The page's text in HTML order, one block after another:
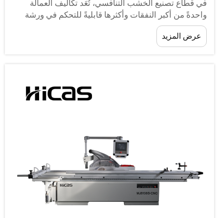
قطاع تصنيع الخشب التنافسي، تُعَد تكاليف العمالة
من أكبر النفقات وأكثرها قابليةً للتحكم في ورشة
وتُعالِج آلة الصقل التلقائية للخشب هذه المشكلة
من خلال استبدال عملية الصقل اليدوية التي
وقتاً طويلاً بعمليةٍ متسقةٍ...
عرض المزيد